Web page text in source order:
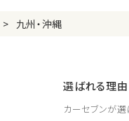
九州・沖縄
選ばれる理由
カーセブンが